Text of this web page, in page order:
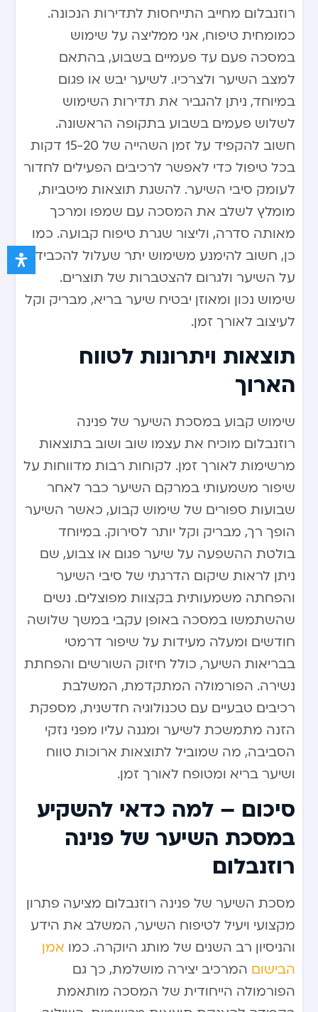
רוזנבלום מחייב התייחסות לתדירות הנכונה.
כמומחית טיפוח, אני ממליצה על שימוש
במסכה פעם עד פעמיים בשבוע, בהתאם
למצב השיער ולצרכיו. לשיער יבש או פגום
במיוחד, ניתן להגביר את תדירות השימוש
לשלוש פעמים בשבוע בתקופה הראשונה.
חשוב להקפיד על זמן השהייה של 15-20 דקות
בכל טיפול כדי לאפשר לרכיבים הפעילים לחדור
לעומק סיבי השיער. להשגת תוצאות מיטביות,
מומלץ לשלב את המסכה עם שמפו ומרכך
מאותה סדרה, וליצור שגרת טיפוח קבועה. כמו
כן, חשוב להימנע משימוש יתר שעלול להכביד
על השיער ולגרום להצטברות של תוצרים.
שימוש נכון ומאוזן יבטיח שיער בריא, מבריק וקל
לעיצוב לאורך זמן.
תוצאות ויתרונות לטווח
הארוך
שימוש קבוע במסכת השיער של פנינה
רוזנבלום מוכיח את עצמו שוב ושוב בתוצאות
מרשימות לאורך זמן. לקוחות רבות מדווחות על
שיפור משמעותי במרקם השיער כבר לאחר
שבועות ספורים של שימוש קבוע, כאשר השיער
הופך רך, מבריק וקל יותר לסירוק. במיוחד
בולטת ההשפעה על שיער פגום או צבוע, שם
ניתן לראות שיקום הדרגתי של סיבי השיער
והפחתה משמעותית בקצוות מפוצלים. נשים
שהשתמשו במסכה באופן עקבי במשך שלושה
חודשים ומעלה מעידות על שיפור דרמטי
בבריאות השיער, כולל חיזוק השורשים והפחתת
נשירה. הפורמולה המתקדמת, המשלבת
רכיבים טבעיים עם טכנולוגיה חדשנית, מספקת
הזנה מתמשכת לשיער ומגנה עליו מפני נזקי
הסביבה, מה שמוביל לתוצאות ארוכות טווח
ושיער בריא ומטופח לאורך זמן.
סיכום – למה כדאי להשקיע
במסכת השיער של פנינה
רוזנבלום
מסכת השיער של פנינה רוזנבלום מציעה פתרון
מקצועי ויעיל לטיפוח השיער, המשלב את הידע
והניסיון רב השנים של מותג היוקרה. כמו אמן
הבישום המרכיב יצירה מושלמת, כך גם
הפורמולה הייחודית של המסכה מותאמת